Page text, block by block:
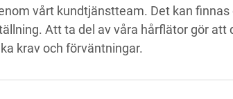
vårt kundtjänstteam. Det kan
Att ta del av våra hårflätor gör
krav och förväntningar.